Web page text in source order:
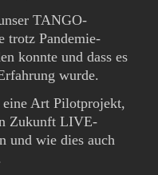
TANGO-
trotz Pandemie-
konnte und dass es
wurde.
eine Art Pilotprojekt,
Zukunft LIVE-
und wie dies auch